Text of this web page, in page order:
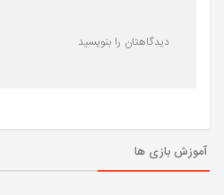
آموزش بازی ها